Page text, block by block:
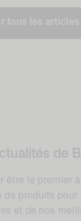
tous les articles
de
être le premier
de produits pour
et de nos